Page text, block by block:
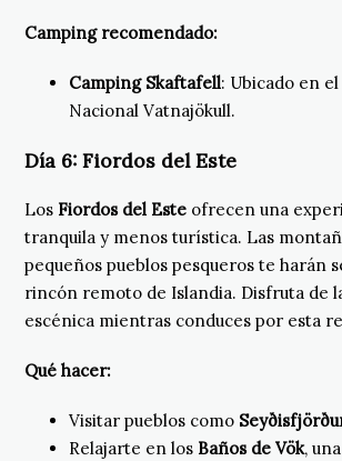
Camping recomendado:
Camping Skaftafell: Ubicado en
Nacional Vatnajökull.
Día 6: Fiordos del Este
Los Fiordos del Este ofrecen una
tranquila y menos turística. Las
pequeños pueblos pesqueros te harán
rincón remoto de Islandia. Disfruta de
escénica mientras conduces por esta
Qué hacer:
Visitar pueblos como
Relajarte en los Baños de Vök,